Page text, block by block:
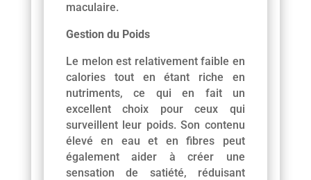
maculaire.
Gestion du Poids
Le melon est relativement faible en
calories tout en étant riche en
nutriments, ce qui en fait un
excellent choix pour ceux qui
surveillent leur poids. Son contenu
élevé en eau et en fibres peut
également aider à créer une
sensation de satiété, réduisant